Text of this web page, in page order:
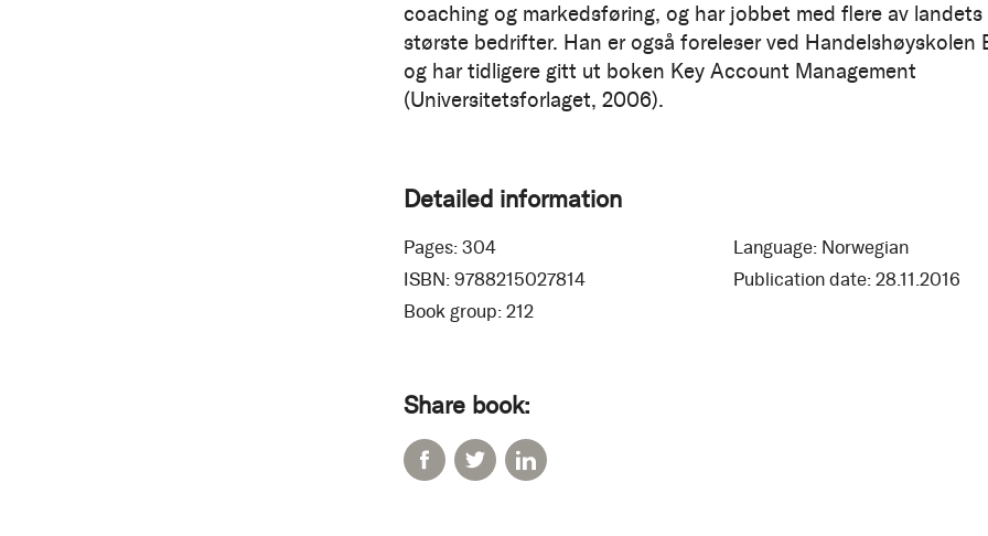
coaching og markedsføring, og har jobbet med flere av landets
største bedrifter. Han er også foreleser ved Handelshøyskolen
og har tidligere gitt ut boken Key Account Management
(Universitetsforlaget, 2006).
Detailed information
Pages: 304 Language: Norwegian
ISBN: 9788215027814 Publication date: 28.11.2016
Book group: 212
Share book: